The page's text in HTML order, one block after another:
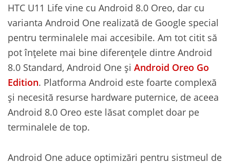
HTC U11 Life vine cu Android 8.0 Oreo, dar cu
varianta Android One realizată de Google special
pentru terminalele mai accesibile. Am tot citit să
pot înțelete mai bine diferențele dintre Android
8.0 Standard, Android One și Android Oreo Go
Edition. Platforma Android este foarte complexă
și necesită resurse hardware puternice, de aceea
Android 8.0 Oreo este lăsat complet doar pe
terminalele de top.
Android One aduce optimizări pentru sistmeul de